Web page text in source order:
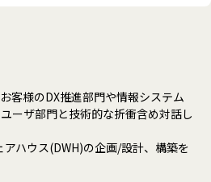
客様のDX推進部門や情報システム
ーザ部門と技術的な折衝含め対話し
ハウス(DWH)の企画/設計、構築を